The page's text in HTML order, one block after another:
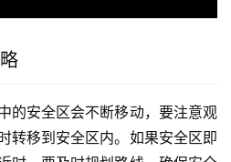
的安全区会不断移动，要注意观
转移到安全区内。如果安全区即